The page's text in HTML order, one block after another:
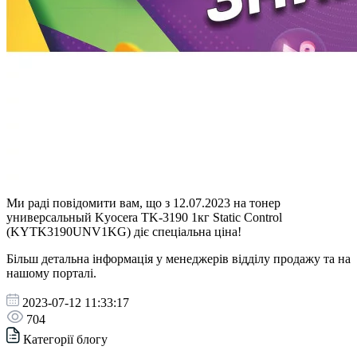
Ми раді повідомити вам, що з 12.07.2023 на тонер
универсальный Kyocera TK-3190 1кг Static Control
(KYTK3190UNV1KG) діє спеціальна ціна!
Більш детальна інформація у менеджерів відділу продажу та на
нашому порталі.
2023-07-12 11:33:17
704
Категорії блогу